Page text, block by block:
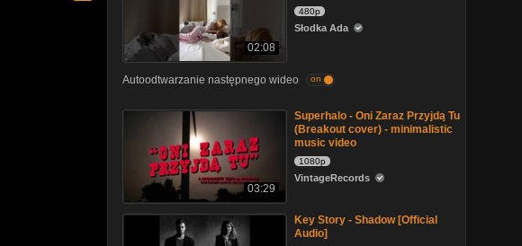
02:08
480p
Słodka Ada
Autoodtwarzanie następnego wideo on
03:29
Superhalo - Oni Zaraz Przyjdą Tu
(Breakout cover) - minimalistic
music video
1080p
VintageRecords
Key Story - Shadow [Official
Audio]